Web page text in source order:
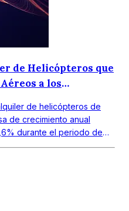
de Helicópteros que
a los
de helicópteros de
de crecimiento anual
durante el periodo de